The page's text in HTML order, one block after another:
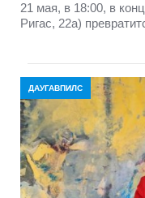
21 мая, в 18:00, в
Ригас, 22а)
ДАУГАВПИЛС